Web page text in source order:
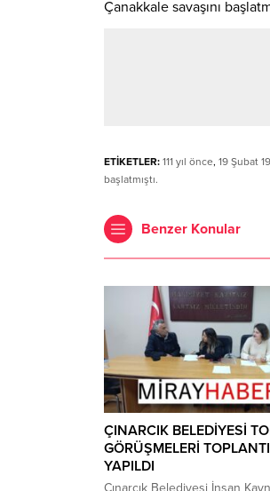
ETİKETLER: 111 yıl önce, 19 Şubat
başlatmıştı.
Benzer Konular
ÇINARCIK BELEDİYESİ
GÖRÜŞMELERİ
YAPILDI